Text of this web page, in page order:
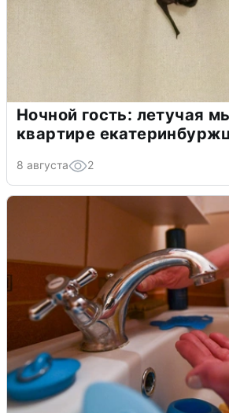
Ночной гость: летучая
квартире
8 августа 2